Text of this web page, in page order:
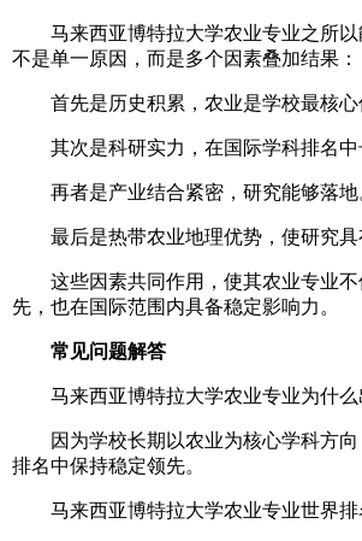
马来西亚博特拉大学农业专业之所以
不是单一原因，而是多个因素叠加结果：
首先是历史积累，农业是学校最核心
其次是科研实力，在国际学科排名中
再者是产业结合紧密，研究能够落地
最后是热带农业地理优势，使研究具
这些因素共同作用，使其农业专业不
先，也在国际范围内具备稳定影响力。
常见问题解答
马来西亚博特拉大学农业专业为什么
因为学校长期以农业为核心学科方向
排名中保持稳定领先。
马来西亚博特拉大学农业专业世界排